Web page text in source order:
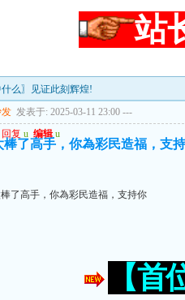
站
么〗见证此刻辉煌!
发表于: 2025-03-11 23:00 ---
回复 u 编辑 u
棒了高手，你為彩民造福，支
了高手，你為彩民造福，支持你
【